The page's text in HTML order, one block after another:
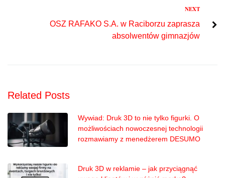
NEXT
OSZ RAFAKO S.A. w Raciborzu zaprasza
absolwentów gimnazjów
Related Posts
Wywiad: Druk 3D to nie tylko figurki. O
możliwościach nowoczesnej technologii
rozmawiamy z menedżerem DESUMO
Druk 3D w reklamie – jak przyciągnąć